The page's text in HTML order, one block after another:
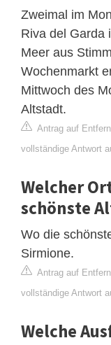
Zweimal im
Riva del Garda
Meer aus
Wochenmarkt
Mittwoch des
Altstadt.
Antrag auf
vollständige Antwort
Welcher
schönste
Wo die
Sirmione.
Antrag auf
vollständige Antwort
Welche